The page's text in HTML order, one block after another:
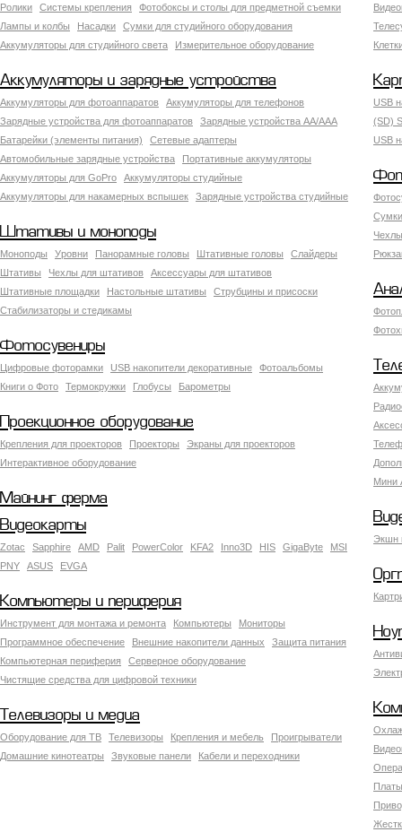
Ролики
Системы крепления
Фотобоксы и столы для предметной съемки
Лампы и колбы
Насадки
Сумки для студийного оборудования
Аккумуляторы для студийного света
Измерительное оборудование
Аккумуляторы и зарядные устройства
Аккумуляторы для фотоаппаратов
Аккумуляторы для телефонов
Зарядные устройства для фотоаппаратов
Зарядные устройства AA/AAA
Батарейки (элементы питания)
Сетевые адаптеры
Автомобильные зарядные устройства
Портативные аккумуляторы
Аккумуляторы для GoPro
Аккумуляторы студийные
Аккумуляторы для накамерных вспышек
Зарядные устройства студийные
USB
(SD)
USB
Штативы и моноподы
Моноподы Уровни Панорамные головы Штативные головы
Слайдеры
Штативы
Чехлы для штативов
Аксессуары для штативов
Штативные площадки
Настольные штативы
Струбцины и присоски
Стабилизаторы и стедикамы
Фотосувениры
Цифровые фоторамки USB накопители декоративные
Фотоальбомы
Книги о Фото
Термокружки Глобусы Барометры
Мини
Проекционное оборудование
Крепления для проекторов Проекторы
Экраны для проекторов
Интерактивное оборудование
Майнинг ферма
Экшн
Видеокарты
Zotac Sapphire AMD Palit PowerColor KFA2 Inno3D HIS GigaByte
MSI
PNY
ASUS EVGA
Компьютеры и периферия
Инструмент для монтажа и ремонта Компьютеры
Мониторы
Программное обеспечение
Внешние накопители данных
Защита питания
Компьютерная периферия
Серверное оборудование
Чистящие средства для цифровой техники
Телевизоры и медиа
Оборудование для ТВ Телевизоры Крепления и мебель
Проигрыватели
Домашние кинотеатры
Звуковые панели Кабели и переходники